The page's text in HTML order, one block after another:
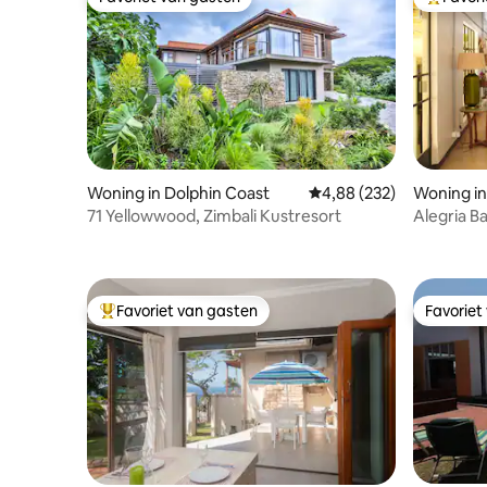
houtskoolbraais zijn niet toegestaan.
Een kopie van de Body Corporate-regels
is beschikbaar in het gastendossier.
Favoriet van gasten
Woning in Dolphin Coast Gemiddelde
4,88 (232)
71 Yellowwood, Zimbali Kustresort
Woning
Alegria
Topfavoriet van gasten
Favoriet van gasten